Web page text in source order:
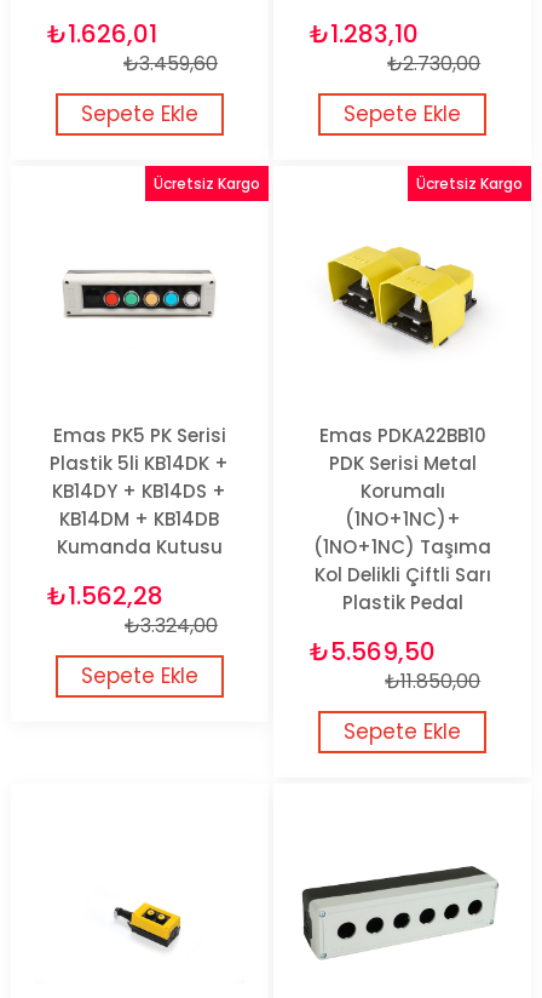
₺1.626,01
₺3.459,60
Sepete Ekle
₺1.283,10
₺2.730,00
Sepete Ekle
Emas PK5 PK Serisi
Plastik 5li KB14DK +
KB14DY + KB14DS +
KB14DM + KB14DB
Kumanda Kutusu
₺1.562,28
₺3.324,00
Sepete Ekle
Ücretsiz Kargo
Emas PDKA22BB10
PDK Serisi Metal
Korumalı
(1NO+1NC)+
(1NO+1NC) Taşıma
Kol Delikli Çiftli Sarı
Plastik Pedal
₺5.569,50
₺11.850,00
Sepete Ekle
Ücretsiz Kargo